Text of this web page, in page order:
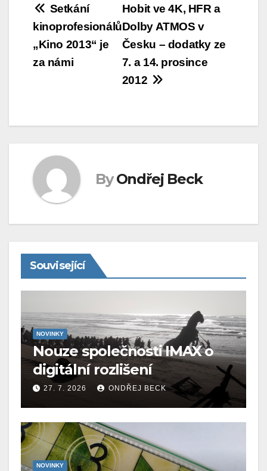
Navigace
pro
příspěvek
Hobit ve 4K, HFR a
Dolby ATMOS v
Česku – dodatky ze
7. a 14. prosince
2012
Setkání
kinoprofesionálů
„Kino 2013“ je
za námi
By Ondřej Beck
Související
NOVINKY
Nouze společnosti IMAX o
digitální rozlišení
27. 7. 2026 ONDŘEJ BECK
NOVINKY